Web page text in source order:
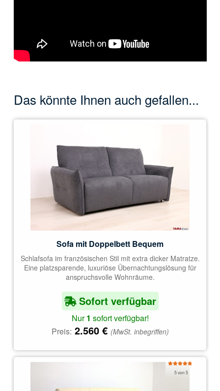
Das könnte Ihnen auch gefallen...
Sofa mit Doppelbett Bequem
Schlafsofa im französischen Stil mit extra dicker Matratze.
Eine platzsparende, luxuriöse Übernachtungslösung für
anspruchsvolle Wohnräume.
Sofort verfügbar
Nur1 sofort verfügbar!
Preis: 2.560 € (MwSt. inbegriffen)
5 von 5